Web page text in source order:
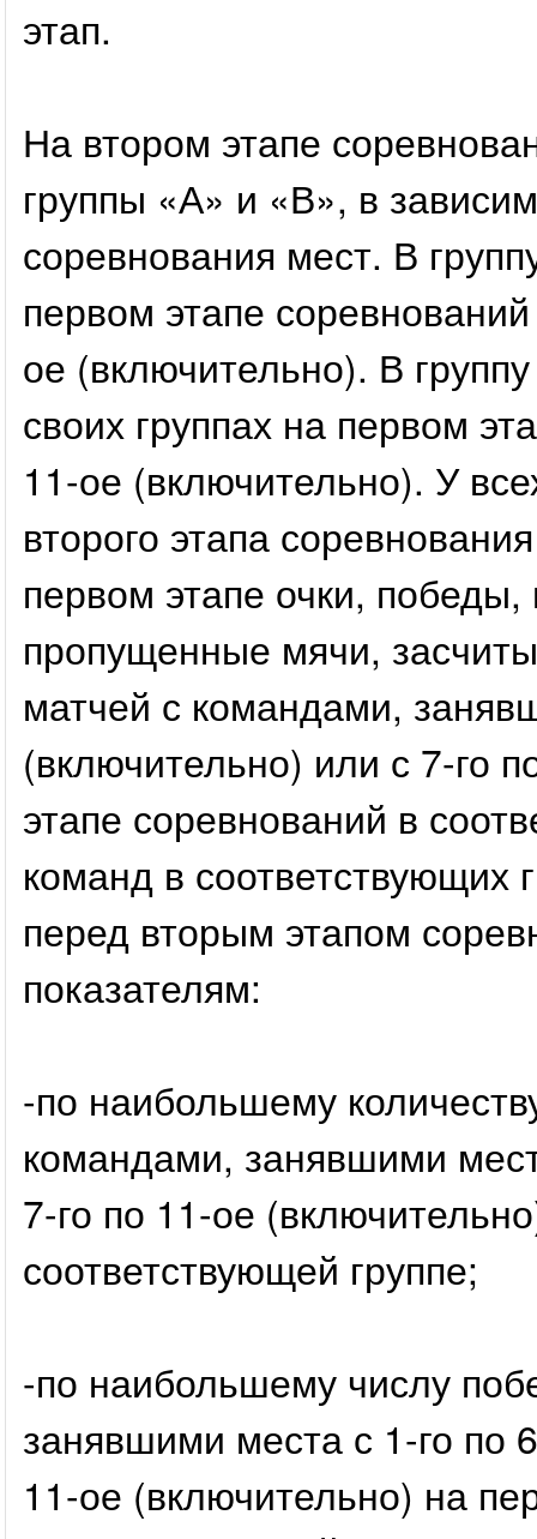
этап.
На втором этапе
группы «А» и «В», в
соревнования мест. В
первом этапе
ое (включительно). В
своих группах на первом
11-ое (включительно). У
второго этапа
первом этапе очки,
пропущенные мячи,
матчей с командами,
(включительно) или с 7-го
этапе соревнований в
команд в соответствующих
перед вторым этапом
показателям:
-по наибольшему
командами, занявшими
7-го по 11-ое
соответствующей группе;
-по наибольшему числу
занявшими места с 1-го по
11-ое (включительно) на